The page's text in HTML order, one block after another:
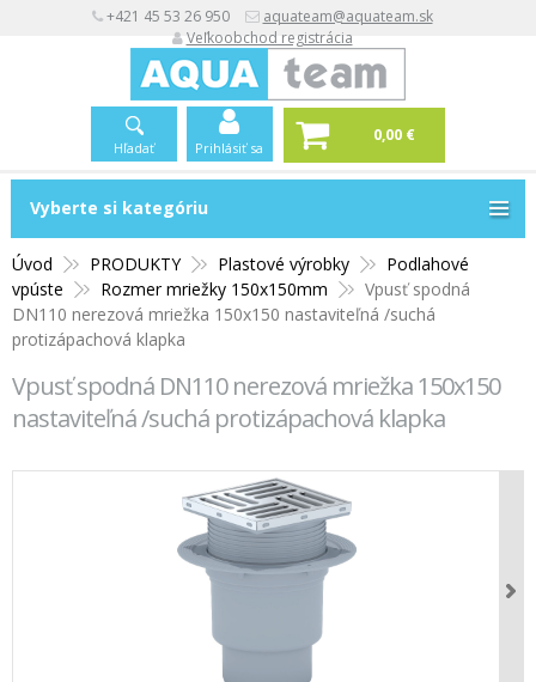
+421 45 53 26 950
aquateam@aquateam.sk
Veľkoobchod registrácia
Hľadať Prihlásiť sa
0,00 €
Vyberte si kategóriu
Úvod PRODUKTY Plastové výrobky
Podlahové
vpúste
Rozmer mriežky 150x150mm
Vpusť spodná
DN110 nerezová mriežka 150x150 nastaviteľná /suchá
protizápachová klapka
Vpusť spodná DN110 nerezová mriežka 150x150
nastaviteľná /suchá protizápachová klapka
Vyberte si kategóriu